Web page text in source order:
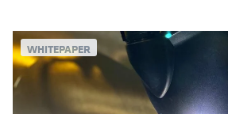
WHITEPAPER